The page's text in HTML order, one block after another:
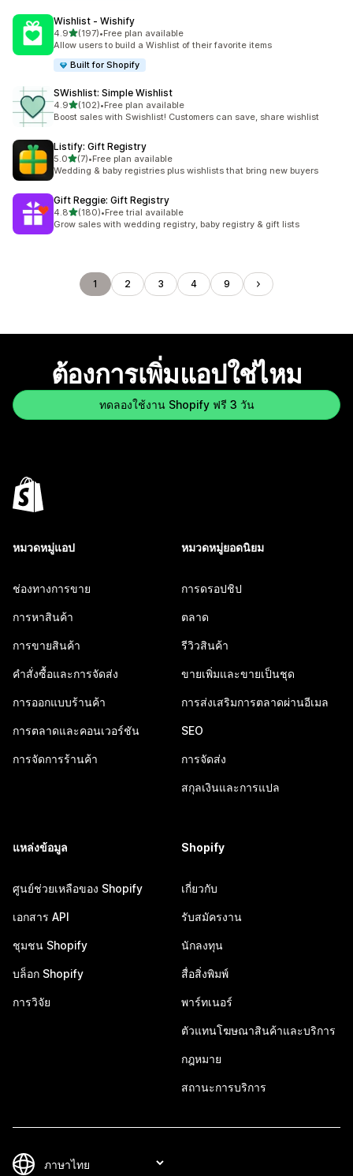
Wishlist ‑ Wishify
4.9เต็ม 5 ดาว
(197)
ทั้งหมด 197 รีวิว
•Free plan available
Allow users to build a Wishlist of their favorite items
Built for Shopify
SWishlist: Simple Wishlist
4.9เต็ม 5 ดาว
(102)
ทั้งหมด 102 รีวิว
•Free plan available
Boost sales with Swishlist! Customers can save, share wishlist
Listify: Gift Registry
5.0เต็ม 5 ดาว
(7)
ทั้งหมด 7 รีวิว
•Free plan available
Wedding & baby registries plus wishlists that bring new buyers
Gift Reggie: Gift Registry
4.8เต็ม 5 ดาว
(180)
ทั้งหมด 180 รีวิว
•Free trial available
Grow sales with wedding registry, baby registry & gift lists
1 2 3 4 9
ต้องการเพิ่มแอปใช่ไหม
ทดลองใช้งาน Shopify ฟรี 3 วัน
หมวดหมู่แอป
ช่องทางการขาย
การหาสินค้า
การขายสินค้า
คำสั่งซื้อและการจัดส่ง
การออกแบบร้านค้า
การตลาดและคอนเวอร์ชัน
การจัดการร้านค้า
หมวดหมู่ยอดนิยม
การดรอปชิป
ตลาด
รีวิวสินค้า
ขายเพิ่มและขายเป็นชุด
การส่งเสริมการตลาดผ่านอีเมล
SEO
การจัดส่ง
สกุลเงินและการแปล
แหล่งข้อมูล
ศูนย์ช่วยเหลือของ Shopify
เอกสาร API
ชุมชน Shopify
บล็อก Shopify
การวิจัย
Shopify
เกี่ยวกับ
รับสมัครงาน
นักลงทุน
สื่อสิ่งพิมพ์
พาร์ทเนอร์
ตัวแทนโฆษณาสินค้าและบริการ
กฎหมาย
สถานะการบริการ